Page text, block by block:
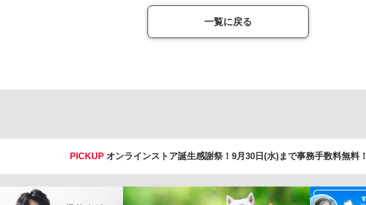
一覧に戻る
PICKUP オンラインストア誕生感謝祭！ 9月30日(水)まで事務手数料無料！